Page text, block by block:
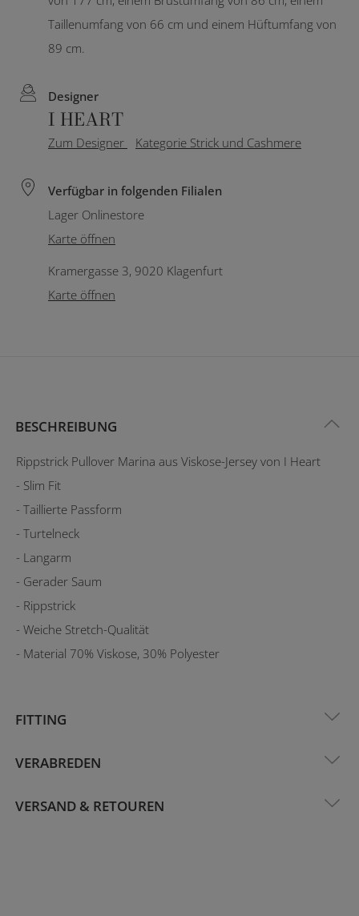
Taillenumfang von 66 cm und einem Hüftumfang von
89 cm.
Designer
I HEART
Zum Designer Kategorie Strick und Cashmere
Verfügbar in folgenden Filialen
Lager Onlinestore
Karte öffnen
Kramergasse 3, 9020 Klagenfurt
Karte öffnen
BESCHREIBUNG
Rippstrick Pullover Marina aus Viskose-Jersey von I Heart
- Slim Fit
- Taillierte Passform
- Turtelneck
- Langarm
- Gerader Saum
- Rippstrick
- Weiche Stretch-Qualität
- Material 70% Viskose, 30% Polyester
FITTING
VERABREDEN
VERSAND & RETOUREN